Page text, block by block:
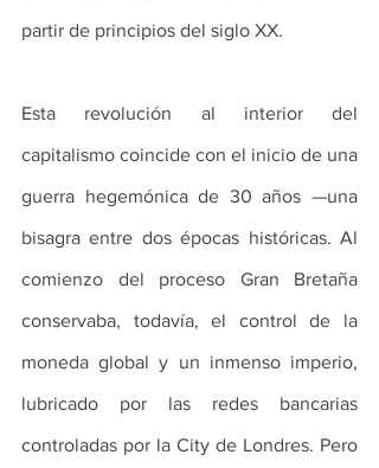
partir de principios del siglo XX.
Esta revolución al interior del
capitalismo coincide con el inicio de una
guerra hegemónica de 30 años —una
bisagra entre dos épocas históricas. Al
comienzo del proceso Gran Bretaña
conservaba, todavía, el control de la
moneda global y un inmenso imperio,
lubricado por las redes bancarias
controladas por la City de Londres. Pero